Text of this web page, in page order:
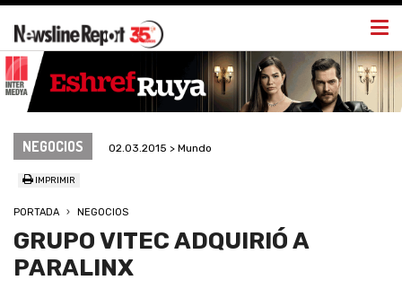
NEGOCIOS 02.03.2015 > Mundo
IMPRIMIR
PORTADA NEGOCIOS
GRUPO VITEC ADQUIRIÓ A
PARALINX